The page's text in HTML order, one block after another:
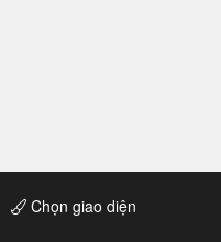
Chọn giao diện